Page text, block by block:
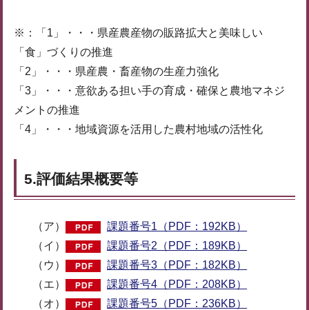
※：「1」・・・県産農産物の販路拡大と美味しい
「食」づくりの推進
「2」・・・県産農・畜産物の生産力強化
「3」・・・意欲ある担い手の育成・確保と農地マネジ
メントの推進
「4」・・・地域資源を活用した農村地域の活性化
5.評価結果概要等
（ア）
課題番号1（PDF：192KB）
（イ）
課題番号2（PDF：189KB）
（ウ）
課題番号3（PDF：182KB）
（エ）
課題番号4（PDF：208KB）
（オ）
課題番号5（PDF：236KB）